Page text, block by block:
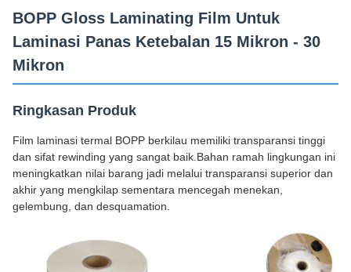
BOPP Gloss Laminating Film Untuk
Laminasi Panas Ketebalan 15 Mikron - 30
Mikron
Ringkasan Produk
Film laminasi termal BOPP berkilau memiliki transparansi tinggi
dan sifat rewinding yang sangat baik.Bahan ramah lingkungan ini
meningkatkan nilai barang jadi melalui transparansi superior dan
akhir yang mengkilap sementara mencegah menekan,
gelembung, dan desquamation.